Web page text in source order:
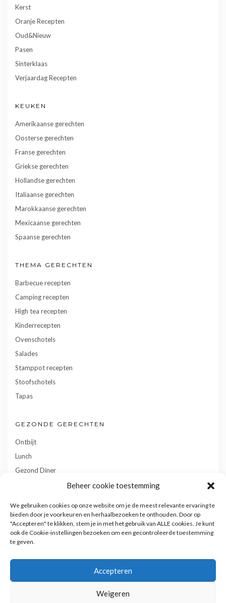
Beheer cookie toestemming
We gebruiken cookies op onze website om je de meest relevante ervaring te
bieden door je voorkeuren en herhaalbezoeken te onthouden. Door op
"Accepteren" te klikken, stem je in met het gebruik van ALLE cookies. Je kunt
ook de Cookie-instellingen bezoeken om een gecontroleerde toestemming
te geven.
Accepteren
Weigeren
Kerst
Oranje Recepten
Oud&Nieuw
Pasen
Sinterklaas
Verjaardag Recepten
KEUKEN
Amerikaanse gerechten
Oosterse gerechten
Franse gerechten
Griekse gerechten
Hollandse gerechten
Italiaanse gerechten
Marokkaanse gerechten
Mexicaanse gerechten
Spaanse gerechten
THEMA GERECHTEN
Barbecue recepten
Camping recepten
High tea recepten
Kinderrecepten
Ovenschotels
Salades
Stamppot recepten
Stoofschotels
Tapas
GEZONDE GERECHTEN
Ontbijt
Lunch
Gezond Diner
Gebak
Privacy- en cookiebeleid